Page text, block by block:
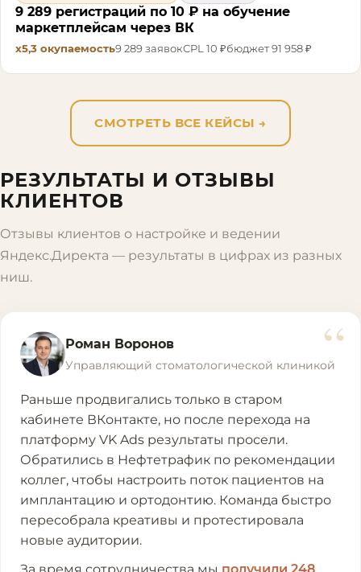
9 289 регистраций по 10 ₽ на обучение
маркетплейсам через ВК
х5,3окупаемость9 289заявокCPL10 ₽бюджет91 958 ₽
СМОТРЕТЬ ВСЕ КЕЙСЫ →
РЕЗУЛЬТАТЫ И ОТЗЫВЫ
КЛИЕНТОВ
Отзывы клиентов о настройке и ведении
Яндекс.Директа — результаты в цифрах из разных
ниш.
“
Роман Воронов
Управляющий стоматологической клиникой
Раньше продвигались только в старом
кабинете ВКонтакте, но после перехода на
платформу VK Ads результаты просели.
Обратились в Нефтетрафик по рекомендации
коллег, чтобы настроить поток пациентов на
имплантацию и ортодонтию. Команда быстро
пересобрала креативы и протестировала
новые аудитории.